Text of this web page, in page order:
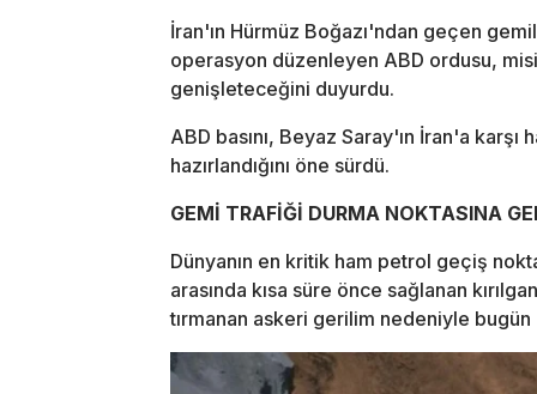
İran'ın Hürmüz Boğazı'ndan geçen
operasyon düzenleyen ABD ordusu,
genişleteceğini duyurdu.
ABD basını, Beyaz Saray'ın İran'a
hazırlandığını öne sürdü.
GEMİ TRAFİĞİ DURMA NOKTASINA
Dünyanın en kritik ham petrol geçiş
arasında kısa süre önce sağlanan
tırmanan askeri gerilim nedeniyle bugün